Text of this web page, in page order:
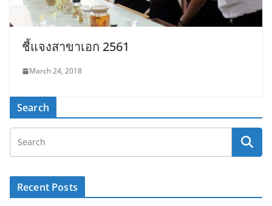
ชี้แจงสาขาเอก 2561
March 24, 2018
Search
Recent Posts